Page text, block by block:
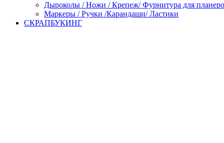
Дыроколы / Ножи / Крепеж/ Фурнитура для
Маркеры / Ручки /Карандаши/ Ластики
СКРАПБУКИНГ